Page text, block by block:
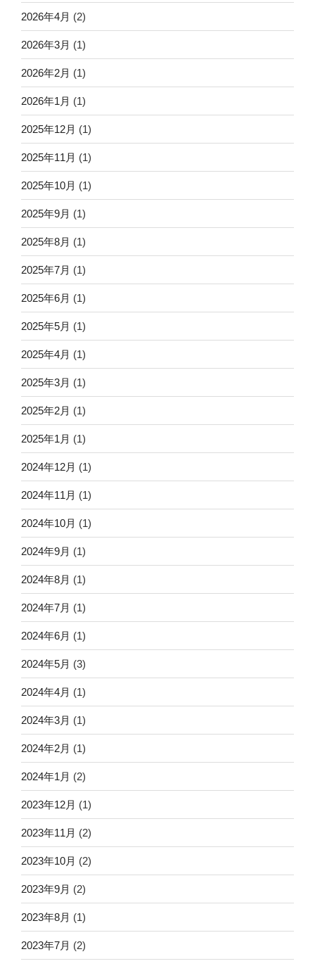
2026年4月 (2)
2026年3月 (1)
2026年2月 (1)
2026年1月 (1)
2025年12月 (1)
2025年11月 (1)
2025年10月 (1)
2025年9月 (1)
2025年8月 (1)
2025年7月 (1)
2025年6月 (1)
2025年5月 (1)
2025年4月 (1)
2025年3月 (1)
2025年2月 (1)
2025年1月 (1)
2024年12月 (1)
2024年11月 (1)
2024年10月 (1)
2024年9月 (1)
2024年8月 (1)
2024年7月 (1)
2024年6月 (1)
2024年5月 (3)
2024年4月 (1)
2024年3月 (1)
2024年2月 (1)
2024年1月 (2)
2023年12月 (1)
2023年11月 (2)
2023年10月 (2)
2023年9月 (2)
2023年8月 (1)
2023年7月 (2)